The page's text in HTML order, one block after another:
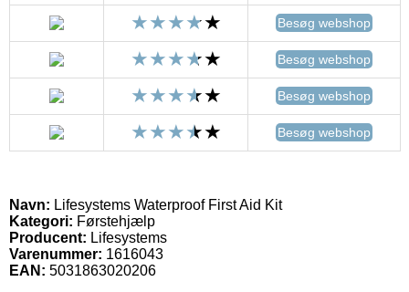
Besøg webshop
Besøg webshop
Besøg webshop
Besøg webshop
Navn: Lifesystems Waterproof First Aid Kit
Kategori: Førstehjælp
Producent: Lifesystems
Varenummer: 1616043
EAN: 5031863020206